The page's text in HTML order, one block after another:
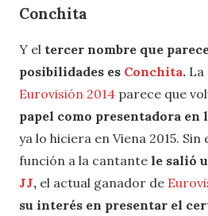
Conchita
Y el tercer nombre que
posibilidades es Conchita. La
Eurovisión 2014 parece que
papel como presentadora en
ya lo hiciera en Viena 2015.
función a la cantante le salió
JJ, el actual ganador de
su interés en presentar el